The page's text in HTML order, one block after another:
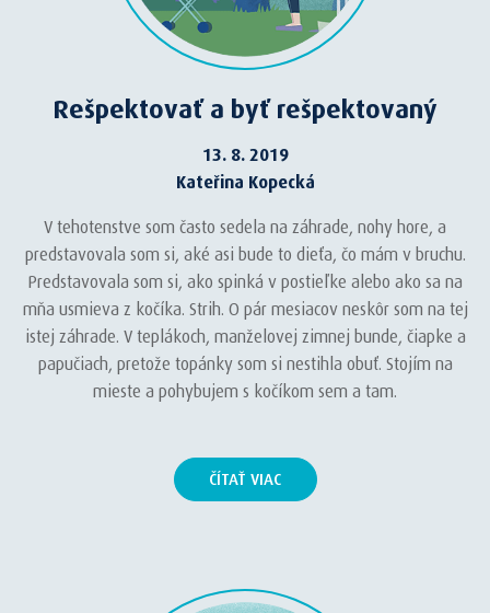
Rešpektovať a byť rešpektovaný
13. 8. 2019
Kateřina Kopecká
V tehotenstve som často sedela na záhrade, nohy hore, a
predstavovala som si, aké asi bude to dieťa, čo mám v bruchu.
Predstavovala som si, ako spinká v postieľke alebo ako sa na
mňa usmieva z kočíka. Strih. O pár mesiacov neskôr som na tej
istej záhrade. V teplákoch, manželovej zimnej bunde, čiapke a
papučiach, pretože topánky som si nestihla obuť. Stojím na
mieste a pohybujem s kočíkom sem a tam.
ČÍTAŤ VIAC